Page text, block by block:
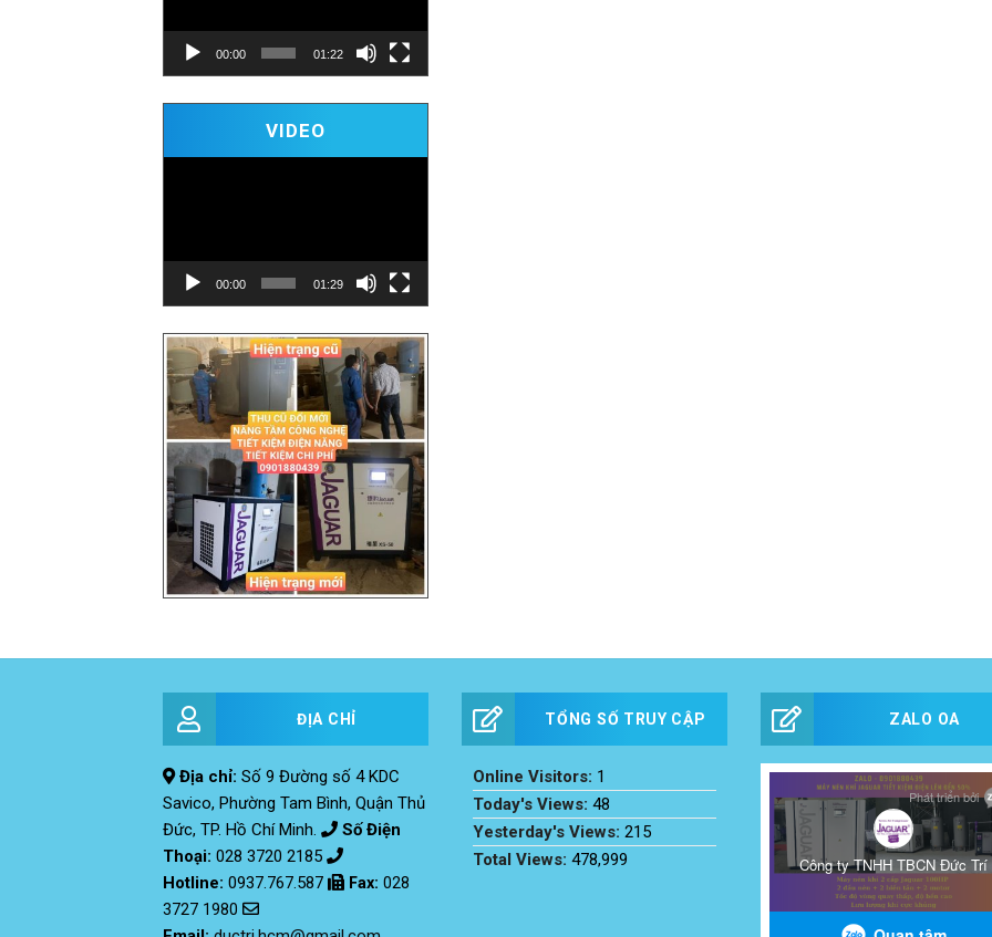
00:00 01:22
VIDEO
00:00 01:29
ĐỊA CHỈ
Địa chỉ: Số 9 Đường số 4 KDC
Savico, Phường Tam Bình, Quận Thủ
Đức, TP. Hồ Chí Minh.
Số Điện
Thoại: 028 3720 2185
Hotline: 0937.767.587 Fax: 028
3727 1980
TỔNG SỐ TRUY CẬP
Online Visitors: 1
Today's Views: 48
Yesterday's Views: 215
Total Views: 478,999
ZALO OA